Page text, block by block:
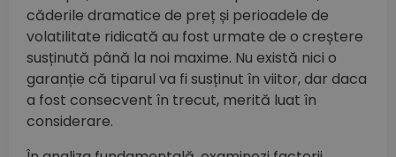
căderile dramatice de preț și perioadele de
volatilitate ridicată au fost urmate de o creștere
susținută până la noi maxime. Nu există nici o
garanție că tiparul va fi susținut în viitor, dar daca
a fost consecvent în trecut, merită luat în
considerare.